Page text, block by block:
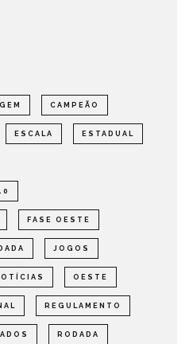
CAMPEÃO
ESCALA ESTADUAL
FASE OESTE
JOGOS
OESTE
REGULAMENTO
RODADA